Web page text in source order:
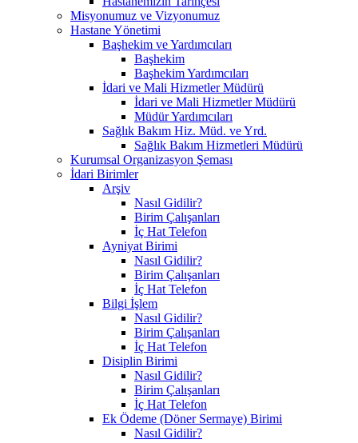
Misyonumuz ve Vizyonumuz
Hastane Yönetimi
Başhekim ve Yardımcıları
Başhekim
Başhekim Yardımcıları
İdari ve Mali Hizmetler Müdürü
İdari ve Mali Hizmetler Müdürü
Müdür Yardımcıları
Sağlık Bakım Hiz. Müd. ve Yrd.
Sağlık Bakım Hizmetleri Müdürü
Kurumsal Organizasyon Şeması
İdari Birimler
Arşiv
Nasıl Gidilir?
Birim Çalışanları
İç Hat Telefon
Ayniyat Birimi
Nasıl Gidilir?
Birim Çalışanları
İç Hat Telefon
Bilgi İşlem
Nasıl Gidilir?
Birim Çalışanları
İç Hat Telefon
Disiplin Birimi
Nasıl Gidilir?
Birim Çalışanları
İç Hat Telefon
Ek Ödeme (Döner Sermaye) Birimi
Nasıl Gidilir?